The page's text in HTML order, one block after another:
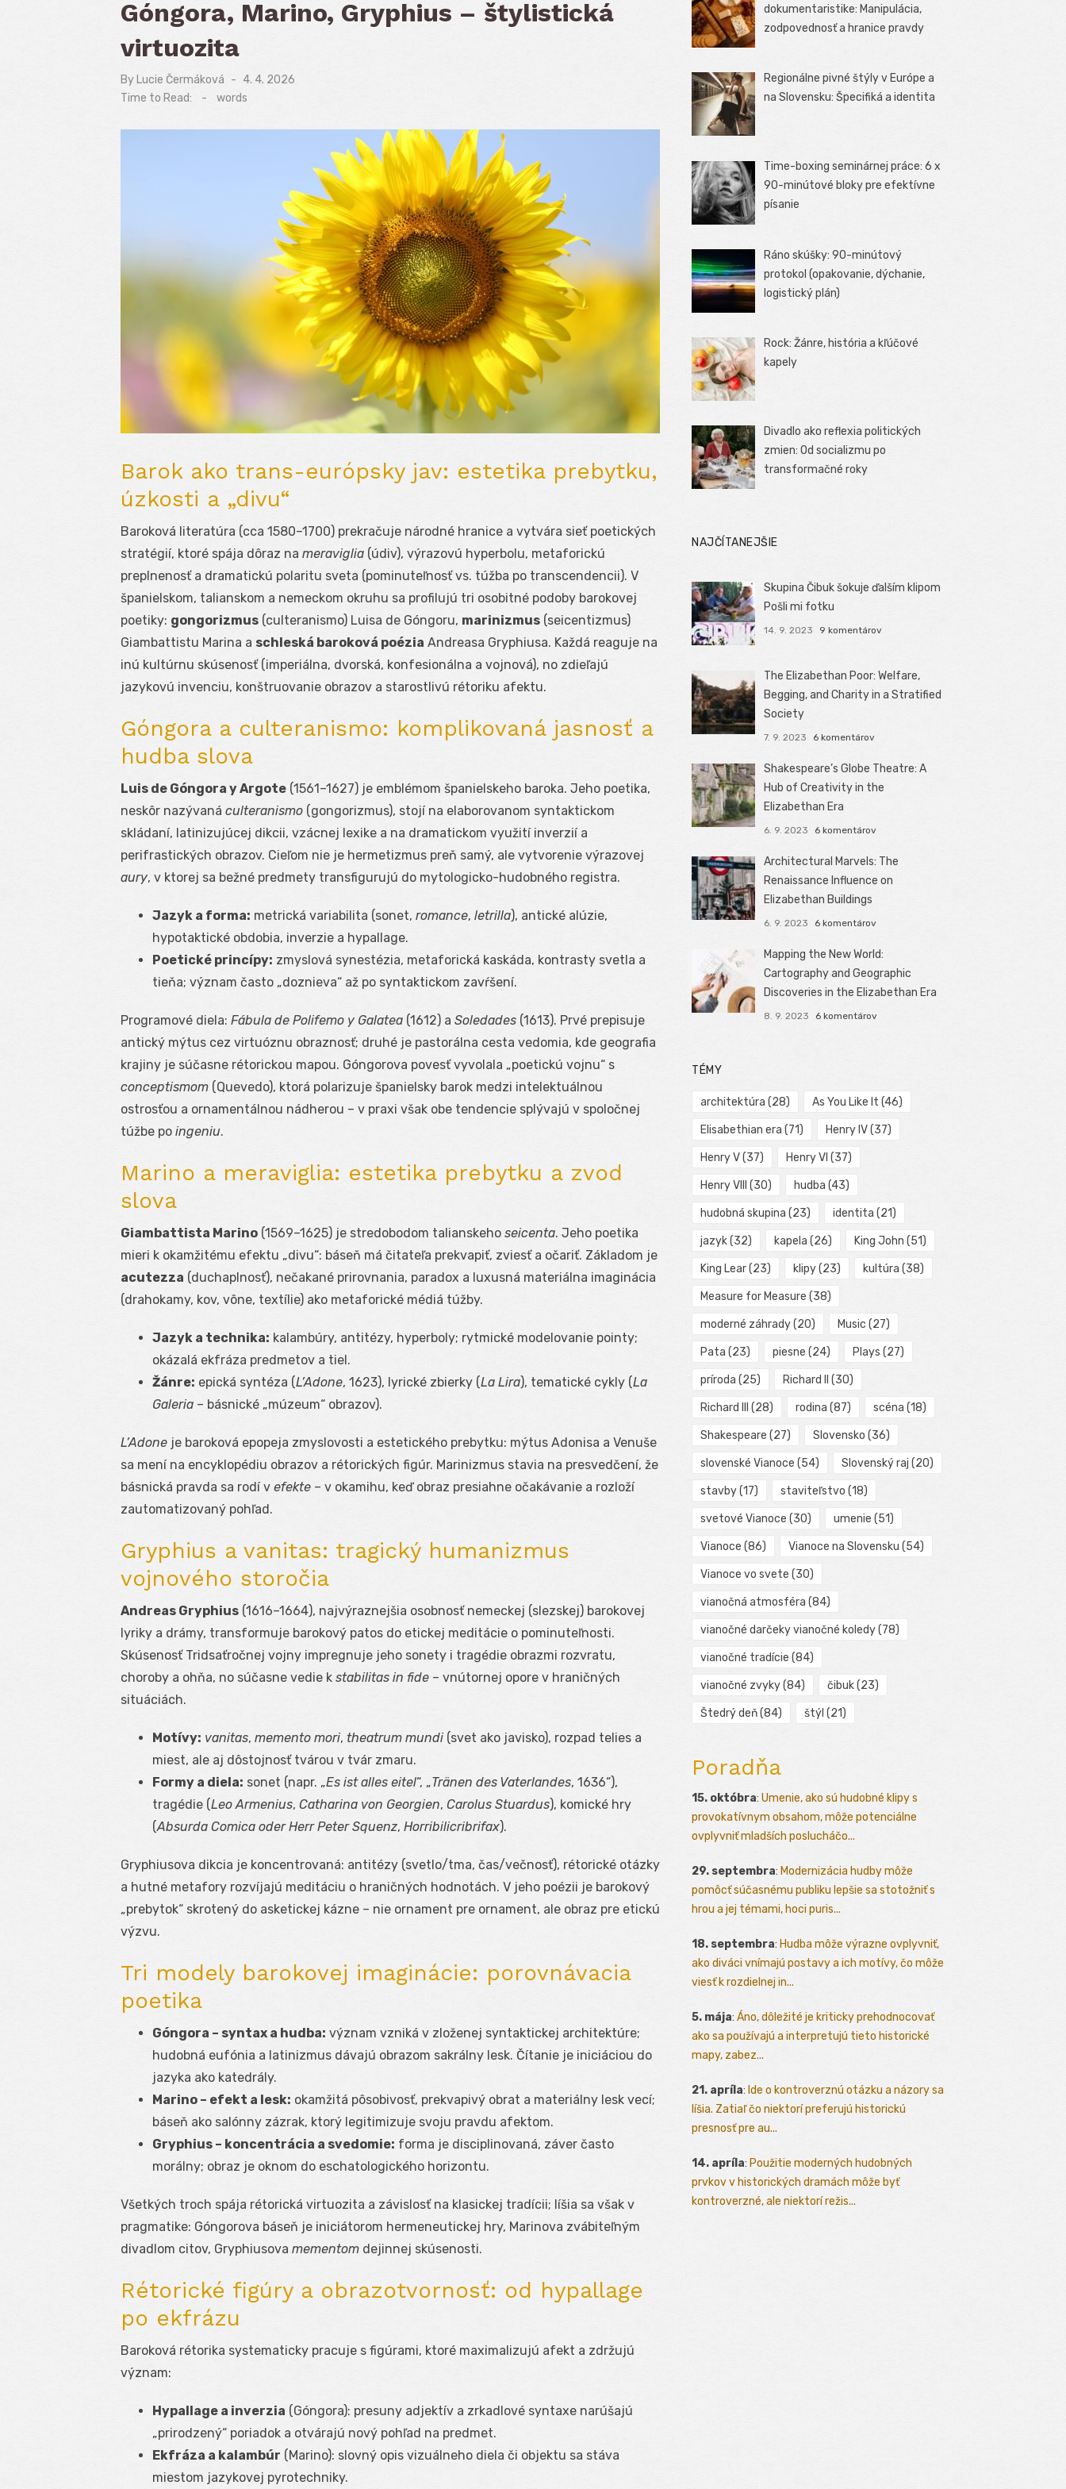
Góngora, Marino, Gryphius – štylistická
virtuozita
By Lucie Čermáková
Posted
on
4. 4. 2026
Time to Read:
- words
Barok ako trans-európsky jav: estetika prebytku,
úzkosti a „divu“
Baroková literatúra (cca 1580–1700) prekračuje národné hranice a vytvára sieť poetických
stratégií, ktoré spája dôraz na meraviglia (údiv), výrazovú hyperbolu, metaforickú
preplnenosť a dramatickú polaritu sveta (pominuteľnosť vs. túžba po transcendencii). V
španielskom, talianskom a nemeckom okruhu sa profilujú tri osobitné podoby barokovej
poetiky: gongorizmus (culteranismo) Luisa de Góngoru, marinizmus (seicentizmus)
Giambattistu Marina a schleská baroková poézia Andreasa Gryphiusa. Každá reaguje na
inú kultúrnu skúsenosť (imperiálna, dvorská, konfesionálna a vojnová), no zdieľajú
jazykovú invenciu, konštruovanie obrazov a starostlivú rétoriku afektu.
Góngora a culteranismo: komplikovaná jasnosť a
hudba slova
Luis de Góngora y Argote (1561–1627) je emblémom španielskeho baroka. Jeho poetika,
neskôr nazývaná culteranismo (gongorizmus), stojí na elaborovanom syntaktickom
skládaní, latinizujúcej dikcii, vzácnej lexike a na dramatickom využití inverzií a
perifrastických obrazov. Cieľom nie je hermetizmus preň samý, ale vytvorenie výrazovej
aury, v ktorej sa bežné predmety transfigurujú do mytologicko-hudobného registra.
Jazyk a forma: metrická variabilita (sonet, romance, letrilla), antické alúzie,
hypotaktické obdobia, inverzie a hypallage.
Poetické princípy: zmyslová synestézia, metaforická kaskáda, kontrasty svetla a
tieňa; význam často „doznieva“ až po syntaktickom zavŕšení.
Programové diela: Fábula de Polifemo y Galatea (1612) a Soledades (1613). Prvé prepisuje
antický mýtus cez virtuóznu obraznosť; druhé je pastorálna cesta vedomia, kde geografia
krajiny je súčasne rétorickou mapou. Góngorova povesť vyvolala „poetickú vojnu“ s
conceptismom (Quevedo), ktorá polarizuje španielsky barok medzi intelektuálnou
ostrosťou a ornamentálnou nádherou – v praxi však obe tendencie splývajú v spoločnej
túžbe po ingeniu.
Marino a meraviglia: estetika prebytku a zvod
slova
Giambattista Marino (1569–1625) je stredobodom talianskeho seicenta. Jeho poetika
mieri k okamžitému efektu „divu“: báseň má čitateľa prekvapiť, zviesť a očariť. Základom je
acutezza (duchaplnosť), nečakané prirovnania, paradox a luxusná materiálna imaginácia
(drahokamy, kov, vône, textílie) ako metaforické médiá túžby.
Jazyk a technika: kalambúry, antitézy, hyperboly; rytmické modelovanie pointy;
okázalá ekfráza predmetov a tiel.
Žánre: epická syntéza (L’Adone, 1623), lyrické zbierky (La Lira), tematické cykly (La
Galeria – básnické „múzeum“ obrazov).
L’Adone je baroková epopeja zmyslovosti a estetického prebytku: mýtus Adonisa a Venuše
sa mení na encyklopédiu obrazov a rétorických figúr. Marinizmus stavia na presvedčení, že
básnická pravda sa rodí v efekte – v okamihu, keď obraz presiahne očakávanie a rozloží
zautomatizovaný pohľad.
Gryphius a vanitas: tragický humanizmus
vojnového storočia
Andreas Gryphius (1616–1664), najvýraznejšia osobnosť nemeckej (slezskej) barokovej
lyriky a drámy, transformuje barokový patos do etickej meditácie o pominuteľnosti.
Skúsenosť Tridsaťročnej vojny impregnuje jeho sonety i tragédie obrazmi rozvratu,
choroby a ohňa, no súčasne vedie k stabilitas in fide – vnútornej opore v hraničných
situáciách.
Motívy: vanitas, memento mori, theatrum mundi (svet ako javisko), rozpad telies a
miest, ale aj dôstojnosť tvárou v tvár zmaru.
Formy a diela: sonet (napr. „Es ist alles eitel“, „Tränen des Vaterlandes, 1636“),
tragédie (Leo Armenius, Catharina von Georgien, Carolus Stuardus), komické hry
(Absurda Comica oder Herr Peter Squenz, Horribilicribrifax).
Gryphiusova dikcia je koncentrovaná: antitézy (svetlo/tma, čas/večnosť), rétorické otázky
a hutné metafory rozvíjajú meditáciu o hraničných hodnotách. V jeho poézii je barokový
„prebytok“ skrotený do asketickej kázne – nie ornament pre ornament, ale obraz pre etickú
výzvu.
Tri modely barokovej imaginácie: porovnávacia
poetika
Góngora – syntax a hudba: význam vzniká v zloženej syntaktickej architektúre;
hudobná eufónia a latinizmus dávajú obrazom sakrálny lesk. Čítanie je iniciáciou do
jazyka ako katedrály.
Marino – efekt a lesk: okamžitá pôsobivosť, prekvapivý obrat a materiálny lesk vecí;
báseň ako salónny zázrak, ktorý legitimizuje svoju pravdu afektom.
Gryphius – koncentrácia a svedomie: forma je disciplinovaná, záver často
morálny; obraz je oknom do eschatologického horizontu.
Všetkých troch spája rétorická virtuozita a závislosť na klasickej tradícii; líšia sa však v
pragmatike: Góngorova báseň je iniciátorom hermeneutickej hry, Marinova zvábiteľným
divadlom citov, Gryphiusova mementom dejinnej skúsenosti.
Rétorické figúry a obrazotvornosť: od hypallage
po ekfrázu
Baroková rétorika systematicky pracuje s figúrami, ktoré maximalizujú afekt a zdržujú
význam:
Hypallage a inverzia (Góngora): presuny adjektív a zrkadlové syntaxe narúšajú
„prirodzený“ poriadok a otvárajú nový pohľad na predmet.
Ekfráza a kalambúr (Marino): slovný opis vizuálneho diela či objektu sa stáva
miestom jazykovej pyrotechniky.
dokumentaristike: Manipulácia,
zodpovednosť a hranice pravdy
Regionálne pivné štýly v Európe a
na Slovensku: Špecifiká a identita
Time-boxing seminárnej práce: 6 x
90-minútové bloky pre efektívne
písanie
Ráno skúšky: 90-minútový
protokol (opakovanie, dýchanie,
logistický plán)
Rock: Žánre, história a kľúčové
kapely
Divadlo ako reflexia politických
zmien: Od socializmu po
transformačné roky
NAJČÍTANEJŠIE
Skupina Čibuk šokuje ďalším klipom
Pošli mi fotku
14. 9. 2023 9 komentárov
The Elizabethan Poor: Welfare,
Begging, and Charity in a Stratified
Society
7. 9. 2023 6 komentárov
Shakespeare’s Globe Theatre: A
Hub of Creativity in the
Elizabethan Era
6. 9. 2023 6 komentárov
Architectural Marvels: The
Renaissance Influence on
Elizabethan Buildings
6. 9. 2023 6 komentárov
Mapping the New World:
Cartography and Geographic
Discoveries in the Elizabethan Era
8. 9. 2023 6 komentárov
TÉMY
architektúra (28) As You Like It (46)
Elisabethian era (71) Henry IV(37)
Henry V(37) Henry VI (37)
Henry VIII (30) hudba (43)
hudobná skupina (23) identita (21)
jazyk(32) kapela (26) King John (51)
King Lear(23) klipy(23) kultúra (38)
Measure for Measure (38)
moderné záhrady(20) Music (27)
Pata (23) piesne (24) Plays (27)
príroda (25) Richard II (30)
Richard III (28) rodina (87) scéna (18)
Shakespeare (27) Slovensko (36)
slovenské Vianoce (54) Slovenský raj (20)
stavby(17) staviteľstvo (18)
svetové Vianoce (30) umenie (51)
Vianoce (86) Vianoce na Slovensku (54)
Vianoce vo svete (30)
vianočná atmosféra (84)
vianočné darčeky vianočné koledy(78)
vianočné tradície (84)
vianočné zvyky(84) čibuk(23)
Štedrý deň(84) štýl (21)
Poradňa
15. októbra: Umenie, ako sú hudobné klipy s
provokatívnym obsahom, môže potenciálne
ovplyvniť mladších poslucháčo...
29. septembra: Modernizácia hudby môže
pomôcť súčasnému publiku lepšie sa stotožniť s
hrou a jej témami, hoci puris...
18. septembra: Hudba môže výrazne ovplyvniť,
ako diváci vnímajú postavy a ich motívy, čo môže
viesť k rozdielnej in...
5. mája: Áno, dôležité je kriticky prehodnocovať
ako sa používajú a interpretujú tieto historické
mapy, zabez...
21. apríla: Ide o kontroverznú otázku a názory sa
líšia. Zatiaľ čo niektorí preferujú historickú
presnosť pre au...
14. apríla: Použitie moderných hudobných
prvkov v historických dramách môže byť
kontroverzné, ale niektorí režis...